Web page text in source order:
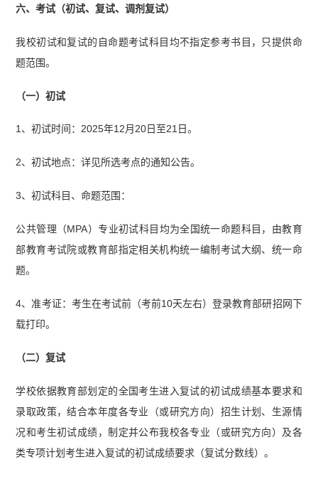
六、考试（初试、复试、调剂复试）
我校初试和复试的自命题考试科目均不指定参考书目，只提供命
题范围。
（一）初试
1、初试时间：2025年12月20日至21日。
2、初试地点：详见所选考点的通知公告。
3、初试科目、命题范围：
公共管理（MPA）专业初试科目均为全国统一命题科目，由教育
部教育考试院或教育部指定相关机构统一编制考试大纲、统一命
题。
4、准考证：考生在考试前（考前10天左右）登录教育部研招网下
载打印。
（二）复试
学校依据教育部划定的全国考生进入复试的初试成绩基本要求和
录取政策，结合本年度各专业（或研究方向）招生计划、生源情
况和考生初试成绩，制定并公布我校各专业（或研究方向）及各
类专项计划考生进入复试的初试成绩要求（复试分数线）。